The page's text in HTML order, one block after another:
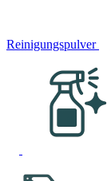
Reinigungspulver